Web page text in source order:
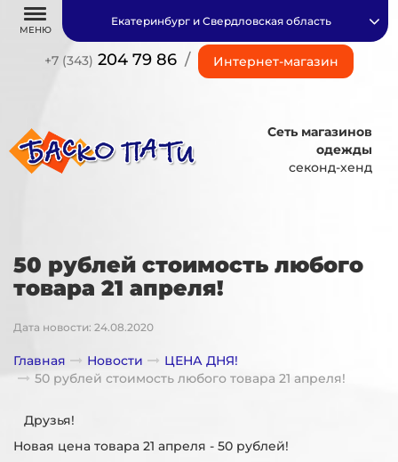
МЕНЮ
+7 (343) 204 79 86 / Интернет-магазин
Екатеринбург и Свердловская область
Сеть магазинов
одежды
секонд-хенд
50 рублей стоимость любого
товара 21 апреля!
Дата новости: 24.08.2020
Главная Новости
ЦЕНА ДНЯ!
50 рублей стоимость любого товара 21 апреля!
Друзья!
Новая цена товара 21 апреля - 50 рублей!